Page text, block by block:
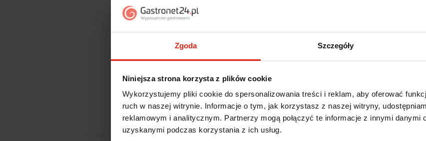
Zgoda Szczegóły
Niniejsza strona korzysta z plików cookie
Wykorzystujemy pliki cookie do spersonalizowania treści i reklam, aby oferować
ruch w naszej witrynie. Informacje o tym, jak korzystasz z naszej witryny,
reklamowym i analitycznym. Partnerzy mogą połączyć te informacje z innymi danymi
uzyskanymi podczas korzystania z ich usług.
Opinie klientów
Jak zbieramy opinie?